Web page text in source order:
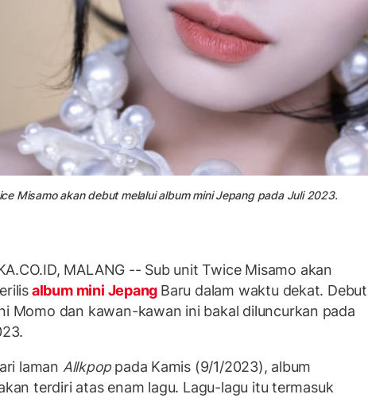
Misamo akan debut melalui album mini Jepang pada Juli 2023.
MALANG -- Sub unit Twice Misamo akan
album mini Jepang Baru dalam waktu dekat. Debut
Momo dan kawan-kawan ini bakal diluncurkan pada
laman Allkpoppada Kamis (9/1/2023), album
terdiri atas enam lagu. Lagu-lagu itu termasuk